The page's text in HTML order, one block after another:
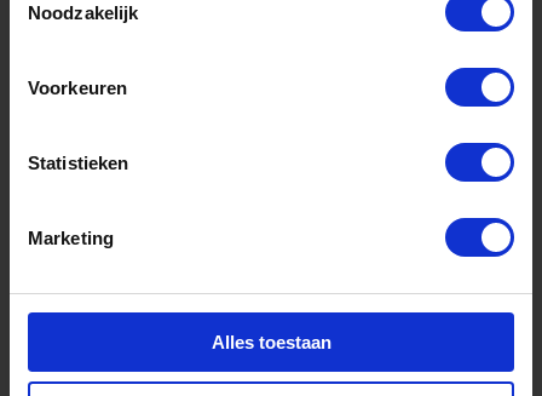
Noodzakelijk
Voorkeuren
Statistieken
Marketing
Alles toestaan
Regio Deal Maritiem Cluster
alternatief voor